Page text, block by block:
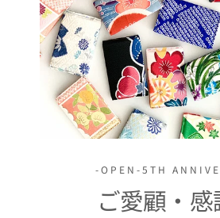
-OPEN-5TH
ご愛顧・感